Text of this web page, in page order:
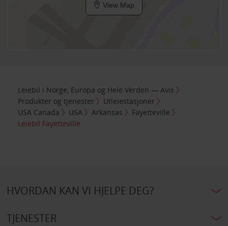
View Map
Leiebil i Norge, Europa og Hele Verden — Avis
Produkter og tjenester
Utleiestasjoner
USA Canada
USA Arkansas
Fayetteville
Leiebil Fayetteville
HVORDAN KAN VI HJELPE DEG?
TJENESTER